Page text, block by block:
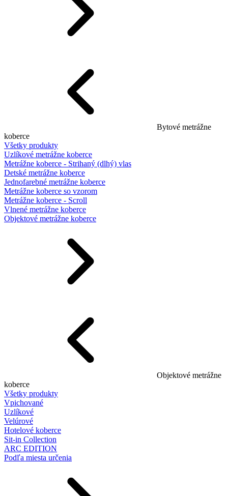
Bytové metrážne
koberce
Všetky produkty
Uzlíkové metrážne koberce
Metrážne koberce - Strihaný (dlhý) vlas
Detské metrážne koberce
Jednofarebné metrážne koberce
Metrážne koberce so vzorom
Metrážne koberce - Scroll
Vlnené metrážne koberce
Objektové metrážne koberce
Objektové metrážne
koberce
Všetky produkty
Vpichované
Uzlíkové
Velúrové
Hotelové koberce
Sit-in Collection
ARC EDITION
Podľa miesta určenia